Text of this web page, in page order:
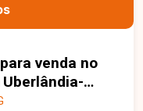
venda no